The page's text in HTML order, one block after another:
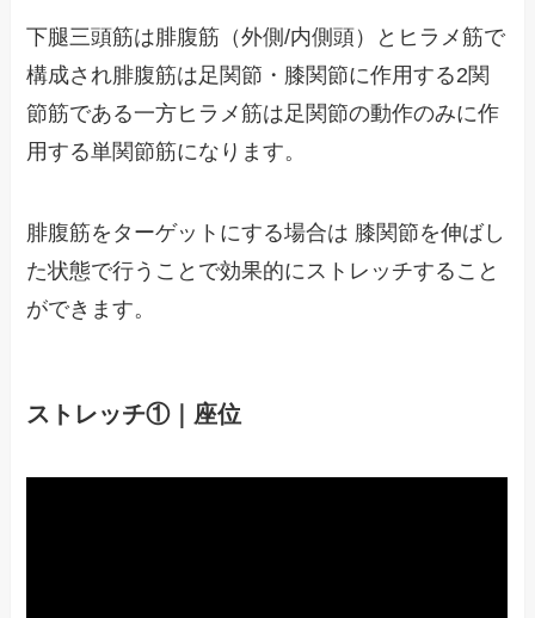
下腿三頭筋は腓腹筋（外側/内側頭）とヒラメ筋で
構成され腓腹筋は足関節・膝関節に作用する2関
節筋である一方ヒラメ筋は足関節の動作のみに作
用する単関節筋になります。
腓腹筋をターゲットにする場合は 膝関節を伸ばし
た状態で行うことで効果的にストレッチすること
ができます。
ストレッチ①｜座位